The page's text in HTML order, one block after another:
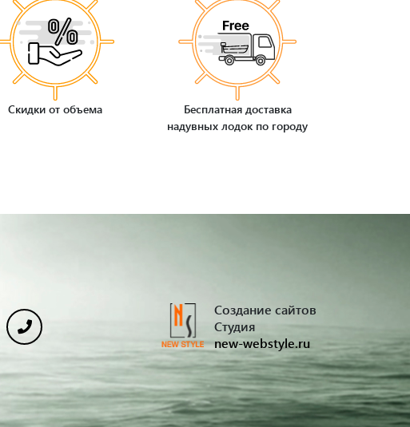
Скидки от объема
Бесплатная доставка
надувных лодок по городу
Создание сайтов
Студия
new-webstyle.ru